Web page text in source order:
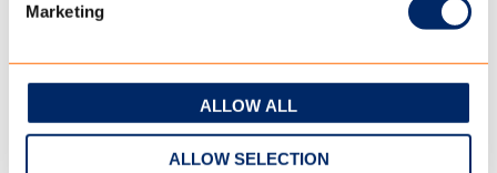
Marketing
ALLOW ALL
ALLOW SELECTION
Vertriebspartner
NACHRICHTEN